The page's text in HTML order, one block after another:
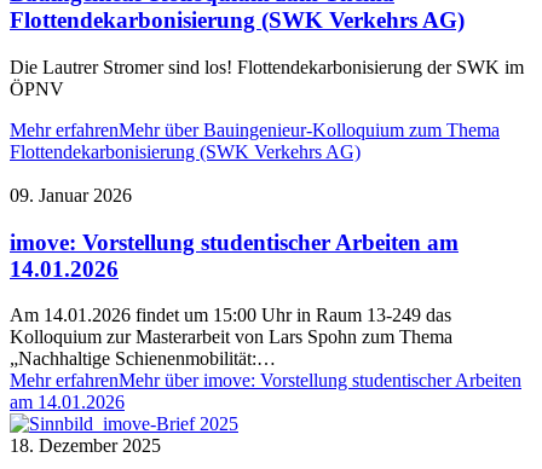
Flottendekarbonisierung (SWK Verkehrs AG)
Die Lautrer Stromer sind los! Flottendekarbonisierung der SWK im
ÖPNV
Mehr erfahrenMehr über Bauingenieur-Kolloquium zum Thema
Flottendekarbonisierung (SWK Verkehrs AG)
09. Januar 2026
imove: Vorstellung studentischer Arbeiten am
14.01.2026
Am 14.01.2026 findet um 15:00 Uhr in Raum 13-249 das
Kolloquium zur Masterarbeit von Lars Spohn zum Thema
„Nachhaltige Schienenmobilität:…
Mehr erfahrenMehr über imove: Vorstellung studentischer Arbeiten
am 14.01.2026
18. Dezember 2025